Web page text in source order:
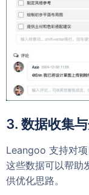
3. 数据收集
Leangoo 支持对项
这些数据可以帮助
供优化思路。